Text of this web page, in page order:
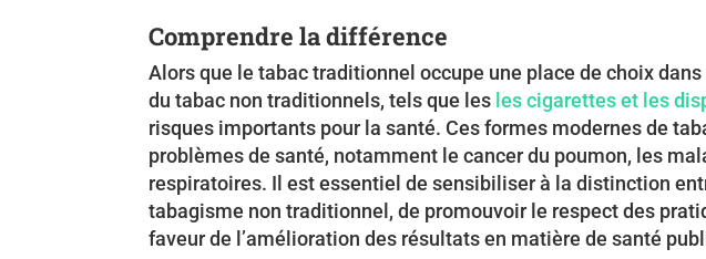
Comprendre la différence
Alors que le tabac traditionnel occupe une place de choix
du tabac non traditionnels, tels que les les cigarettes et les
risques importants pour la santé. Ces formes modernes de
problèmes de santé, notamment le cancer du poumon, les
respiratoires. Il est essentiel de sensibiliser à la distinction
tabagisme non traditionnel, de promouvoir le respect des
faveur de l’amélioration des résultats en matière de santé